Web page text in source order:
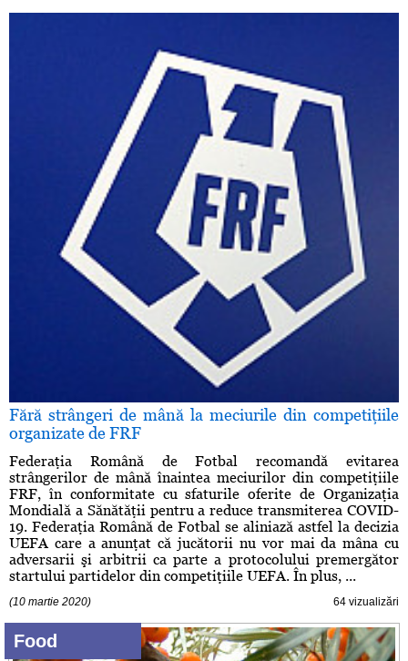
Fără strângeri de mână la meciurile din competiţiile
organizate de FRF
Federaţia Română de Fotbal recomandă evitarea
strângerilor de mână înaintea meciurilor din competiţiile
FRF, în conformitate cu sfaturile oferite de Organizaţia
Mondială a Sănătăţii pentru a reduce transmiterea COVID-
19. Federaţia Română de Fotbal se aliniază astfel la decizia
UEFA care a anunţat că jucătorii nu vor mai da mâna cu
adversarii şi arbitrii ca parte a protocolului premergător
startului partidelor din competiţiile UEFA. În plus, ...
(10 martie 2020) 64 vizualizări
Food